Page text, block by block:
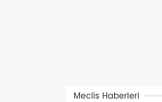
Meclis Haberleri